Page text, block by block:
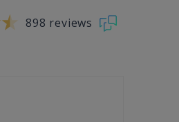
898 reviews